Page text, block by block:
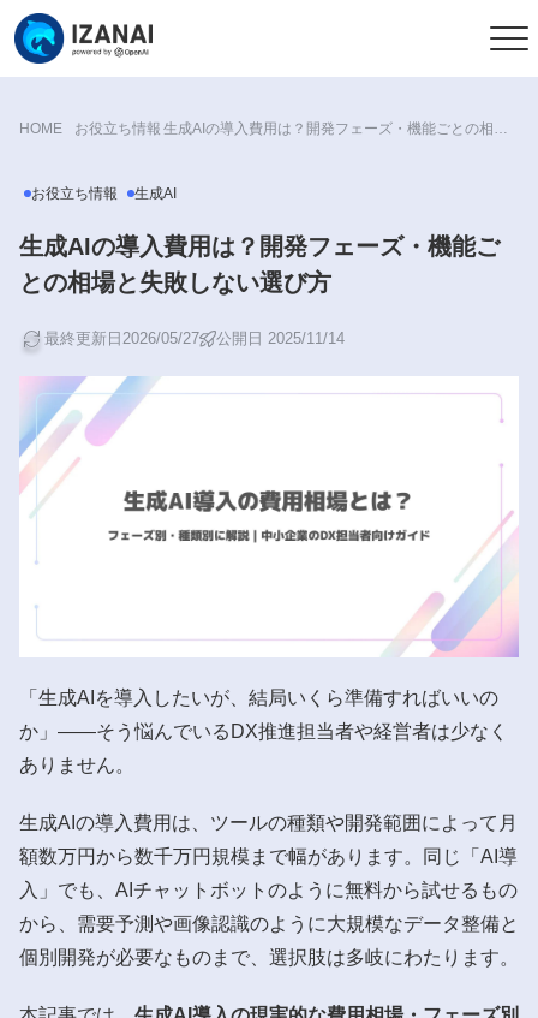
HOME お役立ち情報 生成AIの導入費用は？開発フェーズ・機能ごとの相場と失敗しない選び方
お役立ち情報 生成AI
生成AIの導入費用は？開発フェーズ・機能ご
との相場と失敗しない選び方
最終更新日2026/05/27 公開日 2025/11/14
「生成AIを導入したいが、結局いくら準備すればいいの
か」——そう悩んでいるDX推進担当者や経営者は少なく
ありません。
生成AIの導入費用は、ツールの種類や開発範囲によって月
額数万円から数千万円規模まで幅があります。同じ「AI導
入」でも、AIチャットボットのように無料から試せるもの
から、需要予測や画像認識のように大規模なデータ整備と
個別開発が必要なものまで、選択肢は多岐にわたります。